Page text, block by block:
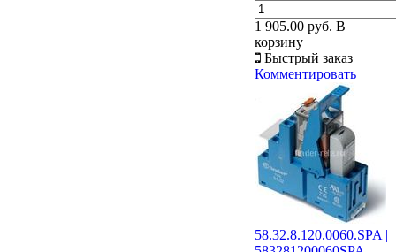
1 905.00 руб. В
корзину
Быстрый заказ
Комментировать
58.32.8.120.0060.SPA |